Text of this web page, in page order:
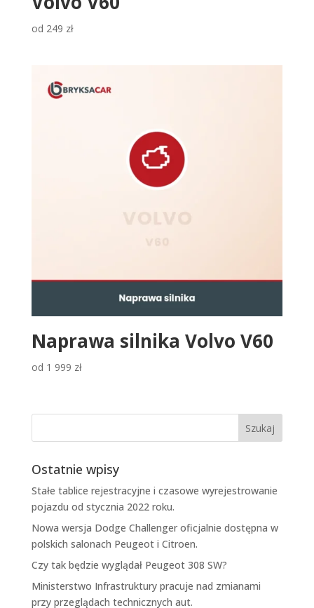
od 249 zł
Naprawa silnika Volvo V60
od 1 999 zł
Ostatnie wpisy
Stałe tablice rejestracyjne i czasowe wyrejestrowanie
pojazdu od stycznia 2022 roku.
Nowa wersja Dodge Challenger oficjalnie dostępna w
polskich salonach Peugeot i Citroen.
Czy tak będzie wyglądał Peugeot 308 SW?
Ministerstwo Infrastruktury pracuje nad zmianami
przy przeglądach technicznych aut.